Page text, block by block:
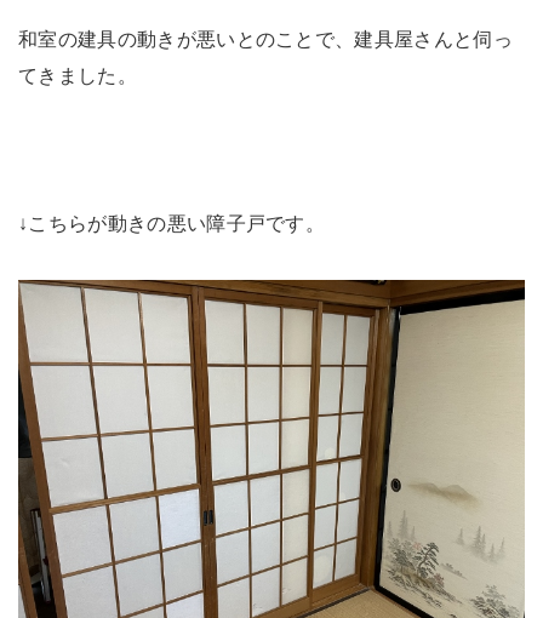
和室の建具の動きが悪いとのことで、建具屋さんと伺っ
てきました。
↓こちらが動きの悪い障子戸です。